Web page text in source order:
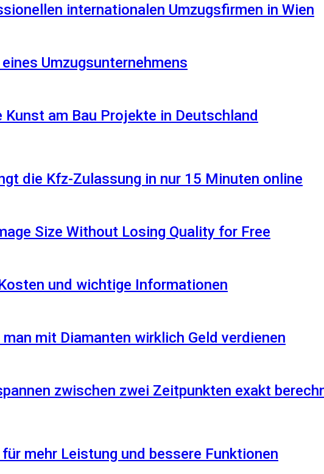
internationalen Umzugsfirmen in Wien
Umzugsunternehmens
am Bau Projekte in Deutschland
die Kfz-Zulassung in nur 15 Minuten online
Size Without Losing Quality for Free
und wichtige Informationen
man mit Diamanten wirklich Geld verdienen
zwischen zwei Zeitpunkten exakt
mehr Leistung und bessere Funktionen